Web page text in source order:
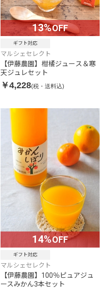
13%OFF
ギフト対応
マルシェセレクト
【伊藤農園】柑橘ジュース＆寒
天ジュレセット
￥4,228(税・送料込)
14%OFF
ギフト対応
マルシェセレクト
【伊藤農園】100％ピュアジュ
ースみかん3本セット